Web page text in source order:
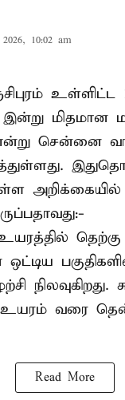
10:02 am
உள்ளிட்ட
இன்று மிதமான
என்று சென்னை
அறிக்கையில்
உயரத்தில்
நிலவுகிறது.
உயரம் வரை
Read More